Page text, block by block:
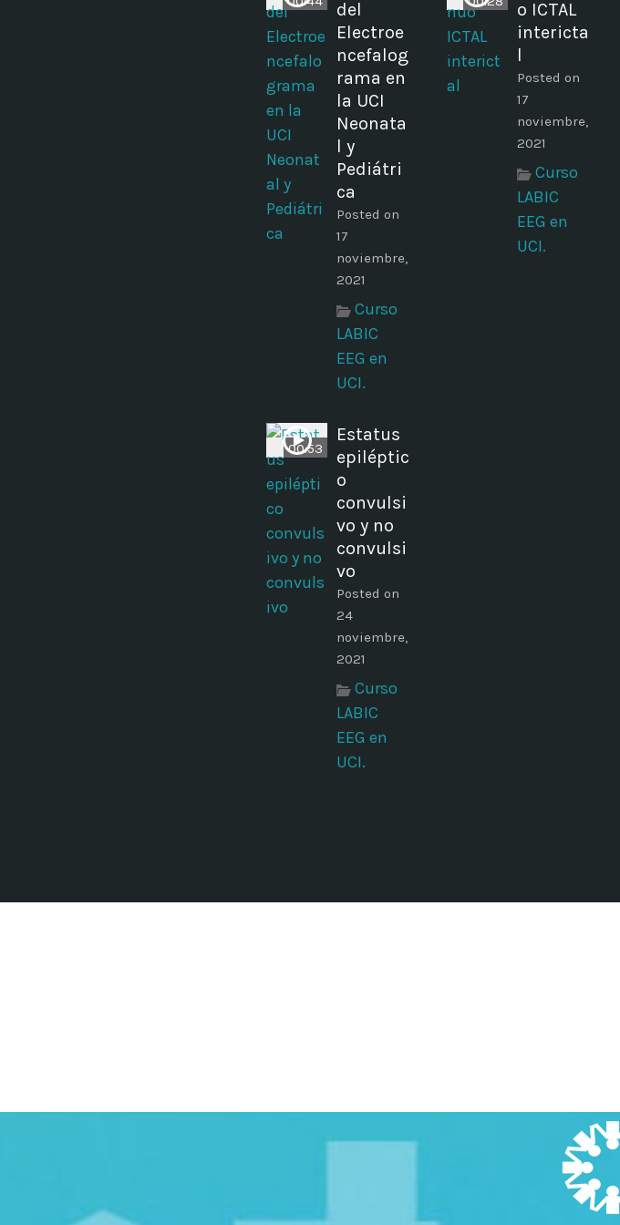
del
Electroe
ncefalog
rama en
la UCI
Neonata
l y
Pediátri
ca
Posted on
17
noviembre,
2021
Curso
LABIC
EEG en
UCI.
o ICTAL
intericta
l
Posted on
17
noviembre,
2021
Curso
LABIC
EEG en
UCI.
00:53
Estatus
epiléptic
o
convulsi
vo y no
convulsi
vo
Posted on
24
noviembre,
2021
Curso
LABIC
EEG en
UCI.